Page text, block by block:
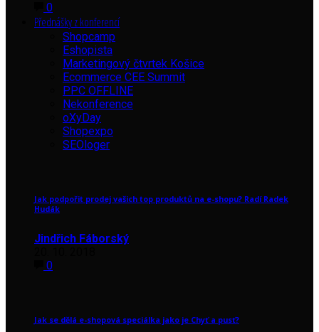
0
Přednášky z konferencí
Shopcamp
Eshopista
Marketingový čtvrtek Košice
Ecommerce CEE Summit
PPC OFFLINE
Nekonference
oXyDay
Shopexpo
SEOloger
Jak podpořit prodej vašich top produktů na e-shopu? Radí Radek
Hudák
Jindřich Fáborský
0
Jak se dělá e-shopová speciálka jako je Chyť a pusť?